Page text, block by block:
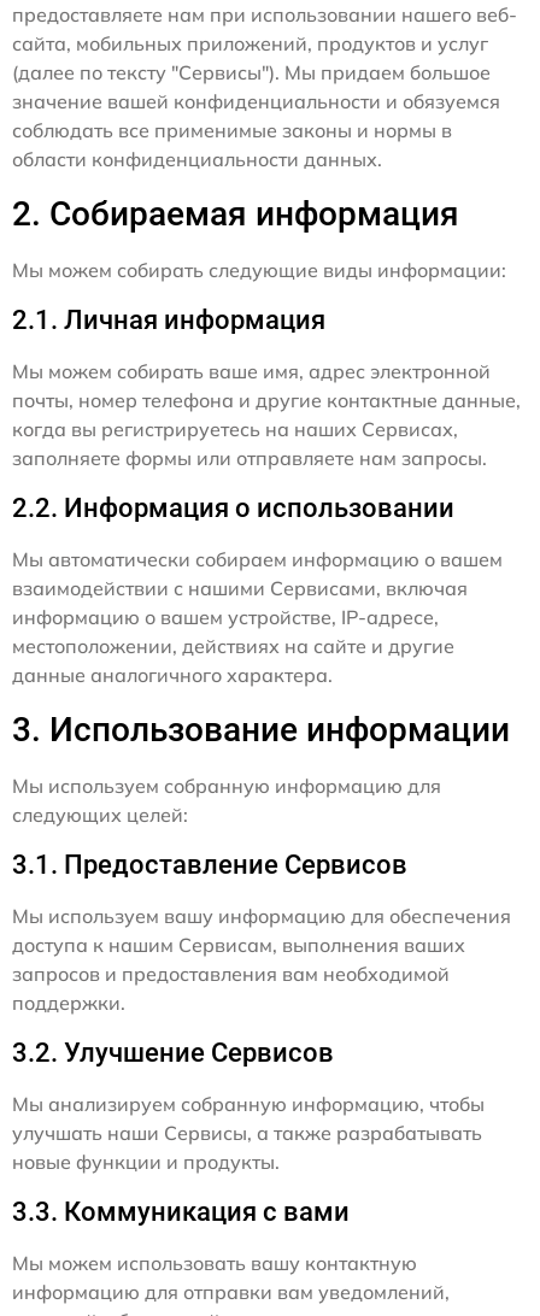
предоставляете нам при использовании нашего веб-
сайта, мобильных приложений, продуктов и услуг
(далее по тексту "Сервисы"). Мы придаем большое
значение вашей конфиденциальности и обязуемся
соблюдать все применимые законы и нормы в
области конфиденциальности данных.
2. Собираемая информация
Мы можем собирать следующие виды информации:
2.1. Личная информация
Мы можем собирать ваше имя, адрес электронной
почты, номер телефона и другие контактные данные,
когда вы регистрируетесь на наших Сервисах,
заполняете формы или отправляете нам запросы.
2.2. Информация о использовании
Мы автоматически собираем информацию о вашем
взаимодействии с нашими Сервисами, включая
информацию о вашем устройстве, IP-адресе,
местоположении, действиях на сайте и другие
данные аналогичного характера.
3. Использование информации
Мы используем собранную информацию для
следующих целей:
3.1. Предоставление Сервисов
Мы используем вашу информацию для обеспечения
доступа к нашим Сервисам, выполнения ваших
запросов и предоставления вам необходимой
поддержки.
3.2. Улучшение Сервисов
Мы анализируем собранную информацию, чтобы
улучшать наши Сервисы, а также разрабатывать
новые функции и продукты.
3.3. Коммуникация с вами
Мы можем использовать вашу контактную
информацию для отправки вам уведомлений,